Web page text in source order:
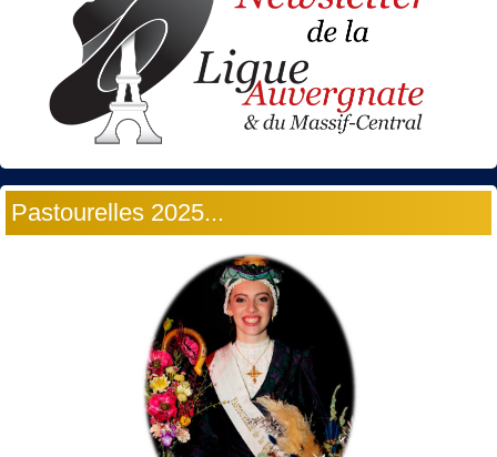
Pastourelles 2025...